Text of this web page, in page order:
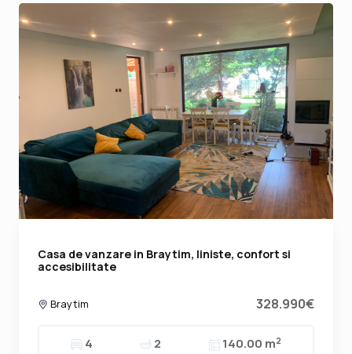
Casa de vanzare in Braytim, liniste, confort si
accesibilitate
Braytim 328.990€
4 2 140.00 m2